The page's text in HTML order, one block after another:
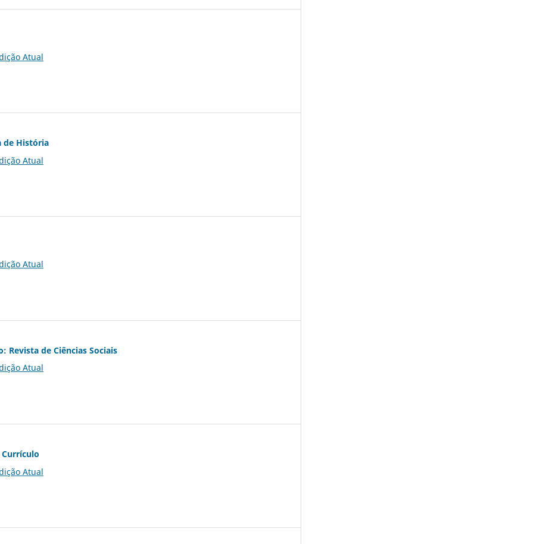
Atual
de História
Atual
Atual
Revista de Ciências Sociais
Atual
Currículo
Atual